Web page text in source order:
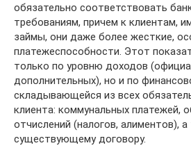
обязательно соответствовать
требованиям, причем к клиентам,
займы, они даже более жесткие,
платежеспособности. Этот
только по уровню доходов
дополнительных), но и по
складывающейся из всех
клиента: коммунальных платежей,
отчислений (налогов, алиментов),
существующему договору.